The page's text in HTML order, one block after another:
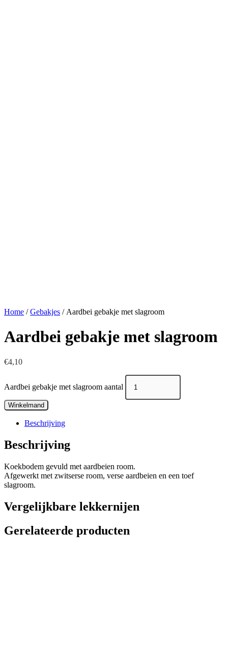
Home /Gebakjes / Aardbei gebakje met slagroom
Aardbei gebakje met slagroom
€4,10
Aardbei gebakje met slagroom aantal
Winkelmand
Beschrijving
Beschrijving
Koekbodem gevuld met aardbeien room.
Afgewerkt met zwitserse room, verse aardbeien en een toef
slagroom.
Vergelijkbare lekkernijen
Gerelateerde producten